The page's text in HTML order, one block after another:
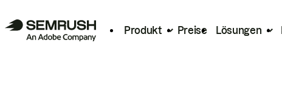
Produkt Preise Lösungen